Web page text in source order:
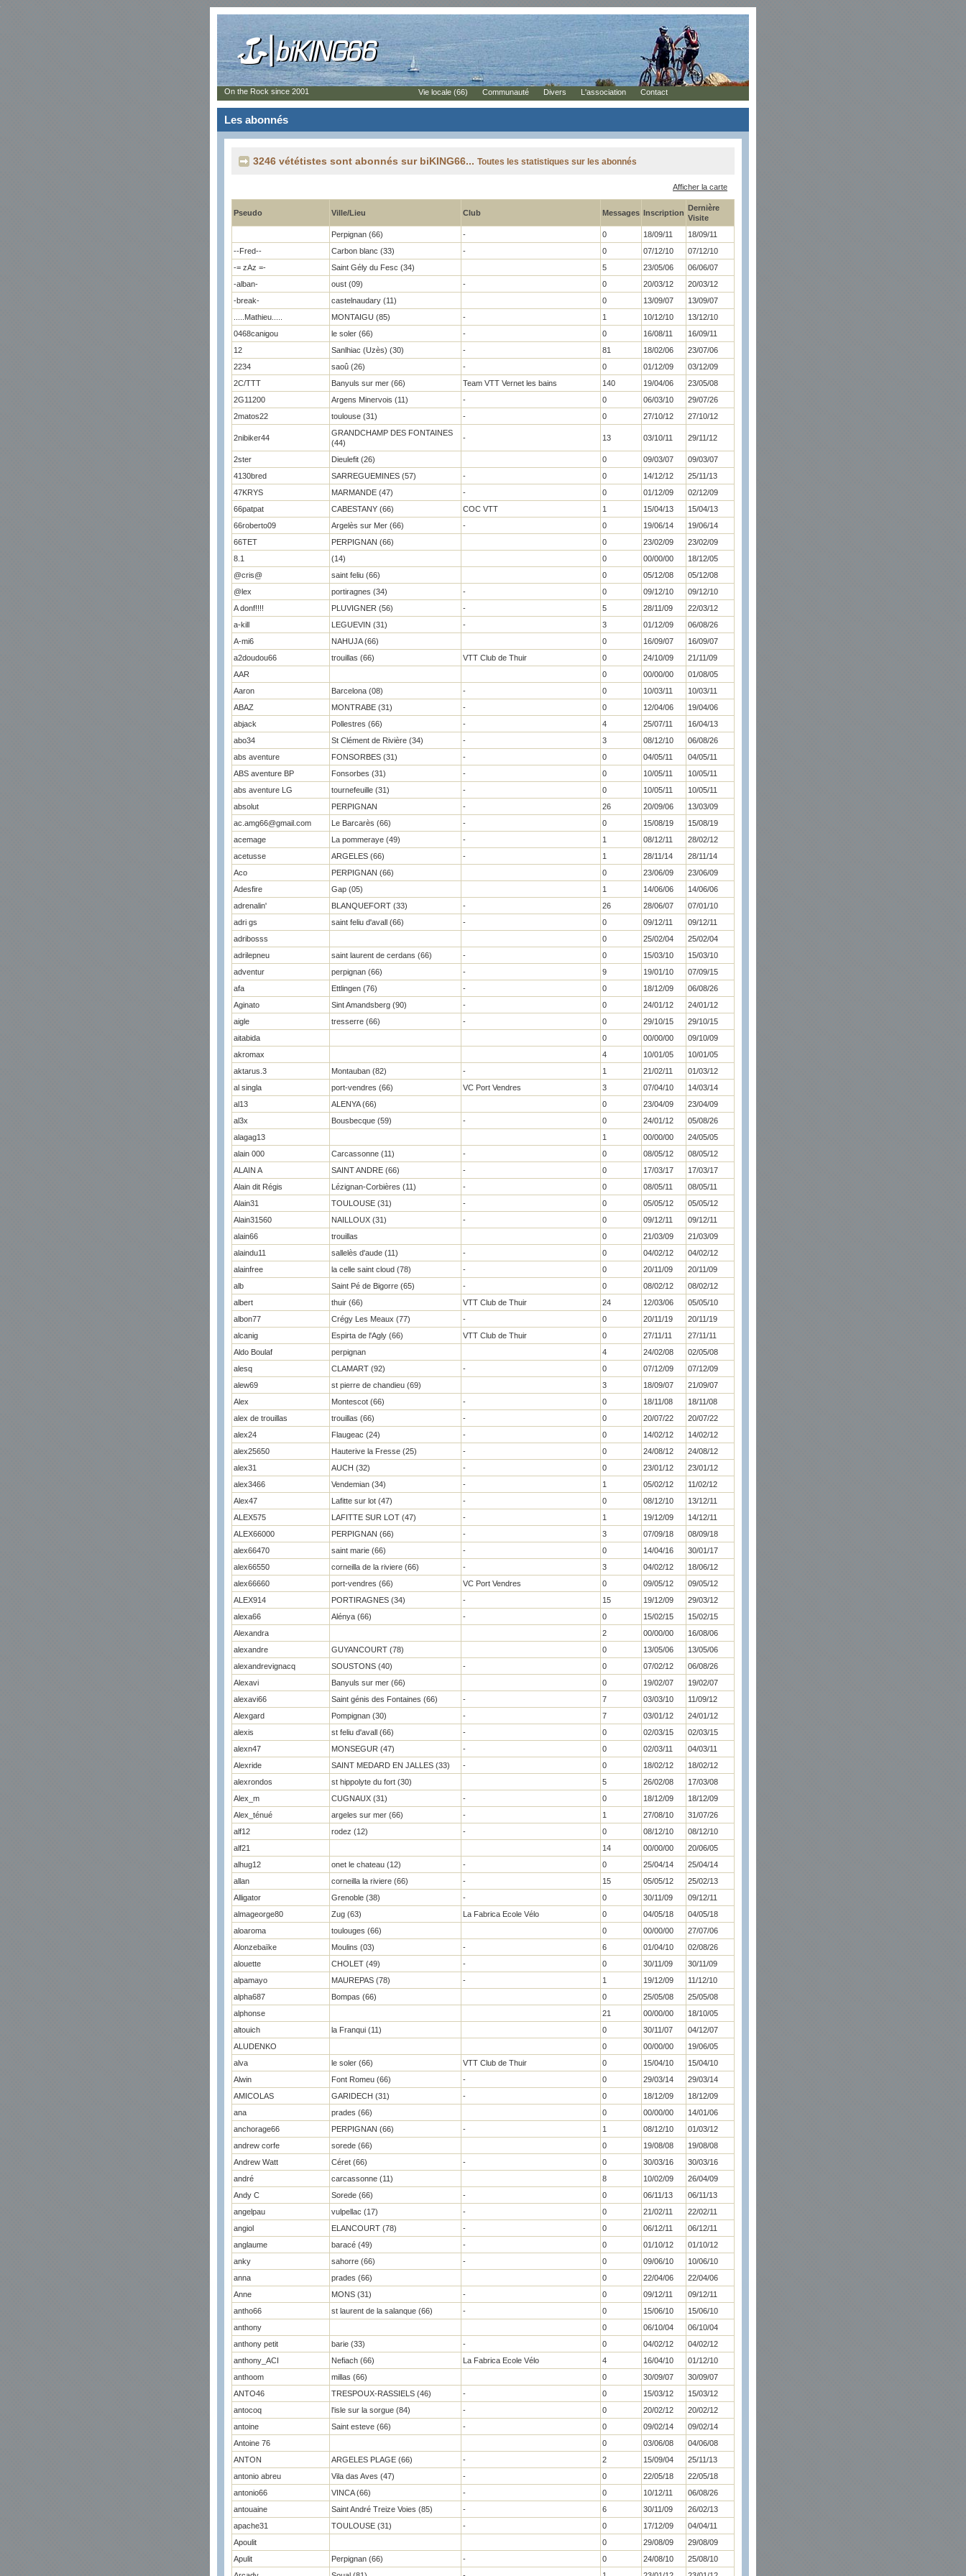
Les abonnés
3246 vététistes sont abonnés sur biKING66... Toutes les statistiques sur les abonnés
Afficher la carte
Pseudo Ville/Lieu Club Messages Inscription
Dernière
Visite
Perpignan (66)
- 0 18/09/11
18/09/11
--Fred--
Carbon blanc (33) - 0 07/12/10
07/12/10
-= zAz =-
Saint Gély du Fesc (34) 5 23/05/06
06/06/07
-alban-
oust (09) - 0 20/03/12
20/03/12
-break-
castelnaudary (11) 0 13/09/07
13/09/07
.....Mathieu.....
MONTAIGU (85) - 1 10/12/10
13/12/10
0468canigou
le soler (66) - 0 16/08/11
16/09/11
12
Sanlhiac (Uzès) (30) - 81 18/02/06
23/07/06
2234
saoû (26) - 0 01/12/09
03/12/09
2C/TTT
Banyuls sur mer (66) Team VTT Vernet les bains 140 19/04/06
23/05/08
2G11200
Argens Minervois (11) - 0 06/03/10
29/07/26
2matos22
toulouse (31) - 0 27/10/12 27/10/12
2nibiker44
GRANDCHAMP DES FONTAINES
(44)
- 13 03/10/11 29/11/12
2ster Dieulefit (26) 0 09/03/07
09/03/07
4130bred
SARREGUEMINES (57) - 0 14/12/12
25/11/13
47KRYS
MARMANDE (47) - 0 01/12/09
02/12/09
66patpat
CABESTANY (66) COC VTT 1 15/04/13
15/04/13
66roberto09
Argelès sur Mer (66) - 0 19/06/14
19/06/14
66TET
PERPIGNAN (66) 0 23/02/09
23/02/09
8.1
(14) 0 00/00/00
18/12/05
@cris@
saint feliu (66) 0 05/12/08
05/12/08
@lex
portiragnes (34) - 0 09/12/10
09/12/10
A donf!!!!
PLUVIGNER (56) - 5 28/11/09
22/03/12
a-kill
LEGUEVIN (31) - 3 01/12/09
06/08/26
A-mi6
NAHUJA (66) 0 16/09/07
16/09/07
a2doudou66
trouillas (66) VTT Club de Thuir 0 24/10/09
21/11/09
AAR
0 00/00/00
01/08/05
Aaron
Barcelona (08) - 0 10/03/11
10/03/11
ABAZ
MONTRABE (31) - 0 12/04/06
19/04/06
abjack
Pollestres (66) - 4 25/07/11
16/04/13
abo34
St Clément de Rivière (34) - 3 08/12/10
06/08/26
abs aventure
FONSORBES (31) - 0 04/05/11
04/05/11
ABS aventure BP
Fonsorbes (31) - 0 10/05/11
10/05/11
abs aventure LG
tournefeuille (31) - 0 10/05/11
10/05/11
absolut
PERPIGNAN - 26 20/09/06
13/03/09
ac.amg66@gmail.com
Le Barcarès (66) - 0 15/08/19
15/08/19
acemage
La pommeraye (49) - 1 08/12/11
28/02/12
acetusse
ARGELES (66) - 1 28/11/14
28/11/14
Aco
PERPIGNAN (66) 0 23/06/09
23/06/09
Adesfire
Gap (05) 1 14/06/06
14/06/06
adrenalin'
BLANQUEFORT (33) - 26 28/06/07
07/01/10
adri gs
saint feliu d'avall (66) - 0 09/12/11
09/12/11
adribosss
0 25/02/04
25/02/04
adrilepneu
saint laurent de cerdans (66) - 0 15/03/10
15/03/10
adventur
perpignan (66) - 9 19/01/10
07/09/15
afa
Ettlingen (76) - 0 18/12/09
06/08/26
Aginato
Sint Amandsberg (90) - 0 24/01/12
24/01/12
aigle
tresserre (66) - 0 29/10/15
29/10/15
aitabida
0 00/00/00
09/10/09
akromax
4 10/01/05
10/01/05
aktarus.3
Montauban (82) - 1 21/02/11
01/03/12
al singla
port-vendres (66) VC Port Vendres 3 07/04/10
14/03/14
al13
ALENYA (66) 0 23/04/09
23/04/09
al3x
Bousbecque (59) - 0 24/01/12
05/08/26
alagag13
1 00/00/00
24/05/05
alain 000
Carcassonne (11) - 0 08/05/12
08/05/12
ALAIN A
SAINT ANDRE (66) - 0 17/03/17
17/03/17
Alain dit Régis
Lézignan-Corbières (11) - 0 08/05/11
08/05/11
Alain31
TOULOUSE (31) - 0 05/05/12
05/05/12
Alain31560
NAILLOUX (31) - 0 09/12/11
09/12/11
alain66
trouillas 0 21/03/09
21/03/09
alaindu11
sallelès d'aude (11) - 0 04/02/12
04/02/12
alainfree
la celle saint cloud (78) - 0 20/11/09
20/11/09
alb
Saint Pé de Bigorre (65) - 0 08/02/12
08/02/12
albert
thuir (66) VTT Club de Thuir 24 12/03/06
05/05/10
albon77
Crégy Les Meaux (77) - 0 20/11/19
20/11/19
alcanig
Espirta de l'Agly (66) VTT Club de Thuir 0 27/11/11
27/11/11
Aldo Boulaf
perpignan 4 24/02/08
02/05/08
alesq
CLAMART (92) - 0 07/12/09
07/12/09
alew69
st pierre de chandieu (69) 3 18/09/07
21/09/07
Alex
Montescot (66) - 0 18/11/08
18/11/08
alex de trouillas
trouillas (66) - 0 20/07/22
20/07/22
alex24
Flaugeac (24) - 0 14/02/12
14/02/12
alex25650
Hauterive la Fresse (25) - 0 24/08/12
24/08/12
alex31
AUCH (32) - 0 23/01/12
23/01/12
alex3466
Vendemian (34) - 1 05/02/12
11/02/12
Alex47
Lafitte sur lot (47) - 0 08/12/10
13/12/11
ALEX575
LAFITTE SUR LOT (47) - 1 19/12/09
14/12/11
ALEX66000
PERPIGNAN (66) - 3 07/09/18
08/09/18
alex66470
saint marie (66) - 0 14/04/16
30/01/17
alex66550
corneilla de la riviere (66) - 3 04/02/12
18/06/12
alex66660
port-vendres (66) VC Port Vendres 0 09/05/12
09/05/12
ALEX914
PORTIRAGNES (34) - 15 19/12/09
29/03/12
alexa66
Alénya (66) - 0 15/02/15
15/02/15
Alexandra
2 00/00/00
16/08/06
alexandre
GUYANCOURT (78) 0 13/05/06
13/05/06
alexandrevignacq
SOUSTONS (40) - 0 07/02/12
06/08/26
Alexavi
Banyuls sur mer (66) 0 19/02/07
19/02/07
alexavi66
Saint génis des Fontaines (66) - 7 03/03/10
11/09/12
Alexgard
Pompignan (30) - 7 03/01/12
24/01/12
alexis
st feliu d'avall (66) - 0 02/03/15
02/03/15
alexn47
MONSEGUR (47) - 0 02/03/11
04/03/11
Alexride
SAINT MEDARD EN JALLES (33) - 0 18/02/12
18/02/12
alexrondos
st hippolyte du fort (30) 5 26/02/08
17/03/08
Alex_m
CUGNAUX (31) - 0 18/12/09
18/12/09
Alex_ténué
argeles sur mer (66) - 1 27/08/10
31/07/26
alf12
rodez (12) - 0 08/12/10
08/12/10
alf21
14 00/00/00
20/06/05
alhug12
onet le chateau (12) - 0 25/04/14
25/04/14
allan
corneilla la riviere (66) - 15 05/05/12
25/02/13
Alligator
Grenoble (38) - 0 30/11/09
09/12/11
almageorge80
Zug (63) La Fabrica Ecole Vélo 0 04/05/18
04/05/18
aloaroma
toulouges (66) 0 00/00/00
27/07/06
Alonzebaïke
Moulins (03) - 6 01/04/10
02/08/26
alouette
CHOLET (49) - 0 30/11/09
30/11/09
alpamayo
MAUREPAS (78) - 1 19/12/09
11/12/10
alpha687
Bompas (66) 0 25/05/08
25/05/08
alphonse
21 00/00/00
18/10/05
altouich
la Franqui (11) 0 30/11/07
04/12/07
ALUDENKO
0 00/00/00
19/06/05
alva
le soler (66) VTT Club de Thuir 0 15/04/10
15/04/10
Alwin
Font Romeu (66) - 0 29/03/14
29/03/14
AMICOLAS
GARIDECH (31) - 0 18/12/09
18/12/09
ana
prades (66) 0 00/00/00
14/01/06
anchorage66
PERPIGNAN (66) - 1 08/12/10
01/03/12
andrew corfe
sorede (66) 0 19/08/08
19/08/08
Andrew Watt
Céret (66) - 0 30/03/16
30/03/16
andré
carcassonne (11) 8 10/02/09
26/04/09
Andy C
Sorede (66) - 0 06/11/13
06/11/13
angelpau
vulpellac (17) - 0 21/02/11
22/02/11
angiol
ELANCOURT (78) - 0 06/12/11
06/12/11
anglaume
baracé (49) - 0 01/10/12
01/10/12
anky
sahorre (66) - 0 09/06/10
10/06/10
anna
prades (66) 0 22/04/06
22/04/06
Anne
MONS (31) - 0 09/12/11
09/12/11
antho66
st laurent de la salanque (66) - 0 15/06/10
15/06/10
anthony
0 06/10/04
06/10/04
anthony petit
barie (33) - 0 04/02/12
04/02/12
anthony_ACI
Nefiach (66) La Fabrica Ecole Vélo 4 16/04/10
01/12/10
anthoom
millas (66) 0 30/09/07
30/09/07
ANTO46
TRESPOUX-RASSIELS (46) - 0 15/03/12
15/03/12
antocoq
l'isle sur la sorgue (84) - 0 20/02/12
20/02/12
antoine
Saint esteve (66) - 0 09/02/14
09/02/14
Antoine 76
0 03/06/08
04/06/08
ANTON
ARGELES PLAGE (66) - 2 15/09/04
25/11/13
antonio abreu
Vila das Aves (47) - 0 22/05/18
22/05/18
antonio66
VINCA (66) - 0 10/12/11
06/08/26
antouaine
Saint André Treize Voies (85) - 6 30/11/09
26/02/13
apache31
TOULOUSE (31) - 0 17/12/09
04/04/11
Apoulit
0 29/08/09
29/08/09
Apulit
Perpignan (66) - 0 24/08/10
25/08/10
On the Rock since 2001 Vie locale (66) Communauté Divers L'association Contact